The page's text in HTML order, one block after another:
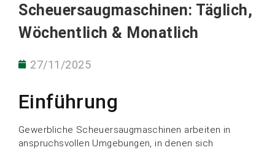
Scheuersaugmaschinen: Täglich,
Wöchentlich & Monatlich
27/11/2025
Einführung
Gewerbliche Scheuersaugmaschinen arbeiten in
anspruchsvollen Umgebungen, in denen sich